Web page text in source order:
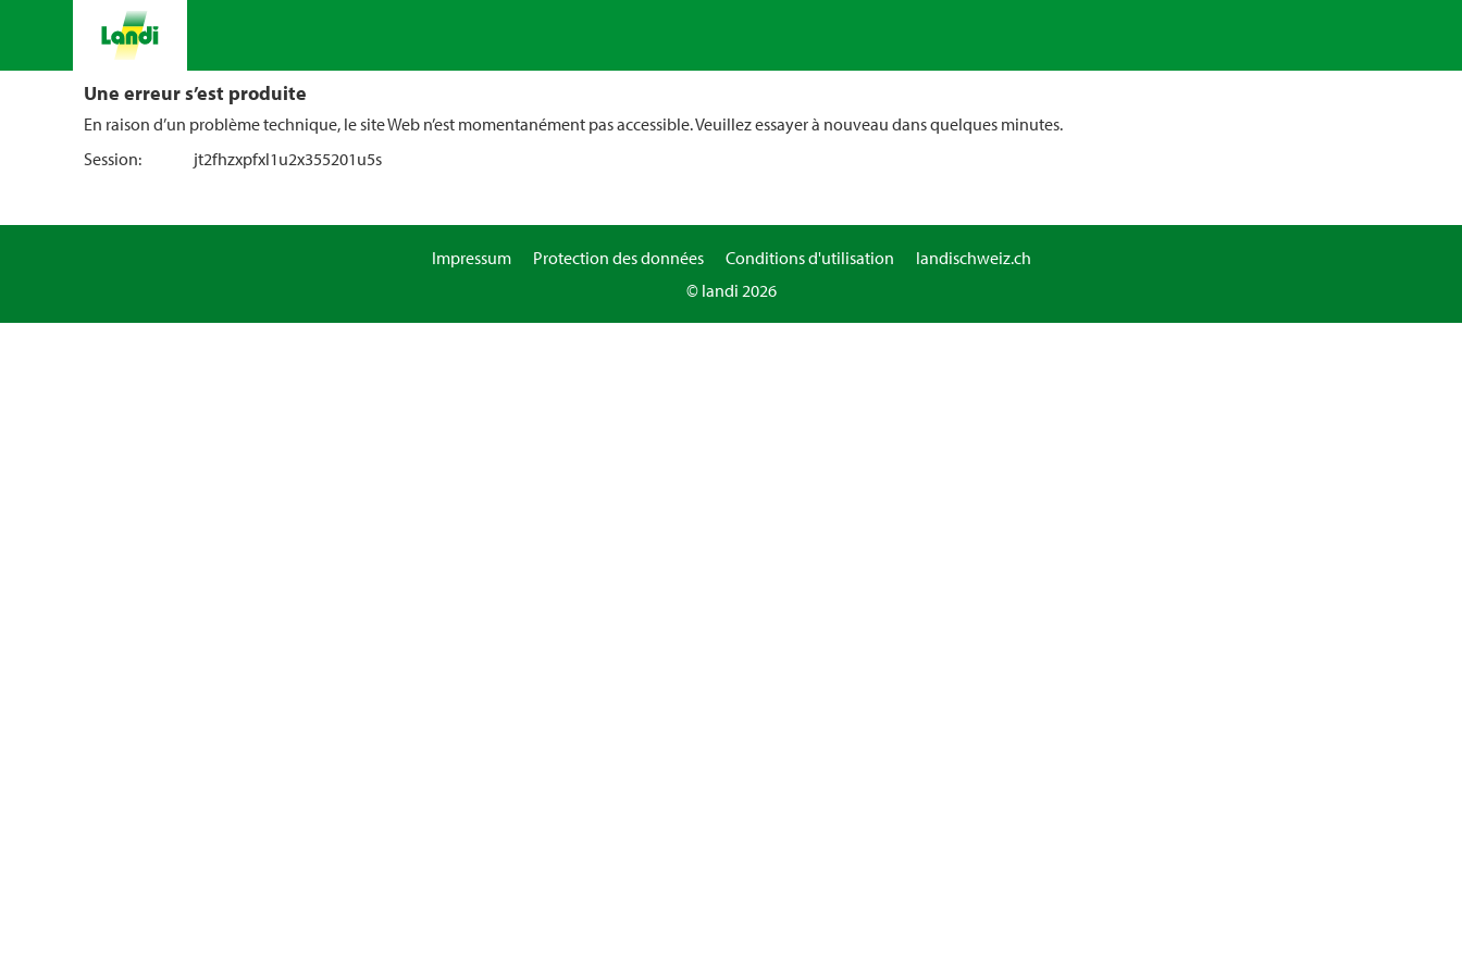
Une erreur s’est produite
En raison d’un problème technique, le site Web n’est momentanément pas accessible. Veuillez essayer à nouveau dans quelques minutes.
Session:
jt2fhzxpfxl1u2x355201u5s
Impressum Protection des données Conditions d'utilisation
landischweiz.ch
© landi 2026